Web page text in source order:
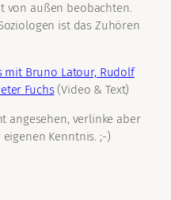
von außen beobachten.
ist das Zuhören
mit Bruno Latour, Rudolf
Fuchs(Video & Text)
angesehen, verlinke aber
Kenntnis. ;-)